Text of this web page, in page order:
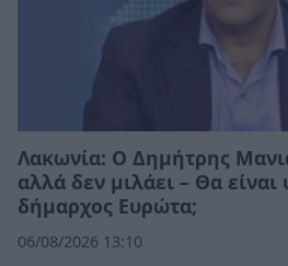
Λακωνία: Ο Δημήτρης
αλλά δεν μιλάει – Θα
δήμαρχος Ευρώτα;
06/08/2026 13:10